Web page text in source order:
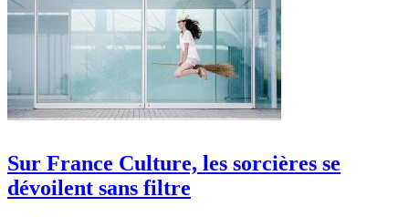
Sur France Culture, les sorcières se
dévoilent sans filtre